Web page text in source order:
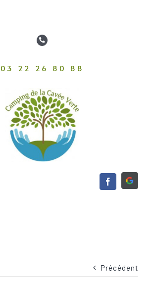
03 22 26 80 88
Précédent